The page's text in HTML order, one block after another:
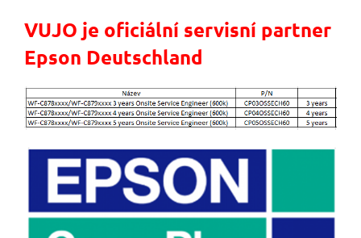
VUJO je oficiální servisní partner
Epson Deutschland